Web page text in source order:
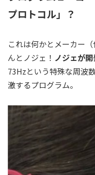
プロトコル」？
これは何かとメーカー
んとノジェ！ ノジェが
73Hzという特殊な周波
激するプログラム。